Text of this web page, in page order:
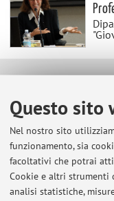
Questo sito
Nel nostro sito
funzionamento, sia
facoltativi che potrai
Cookie e altri strumenti
analisi statistiche,
Al momento non